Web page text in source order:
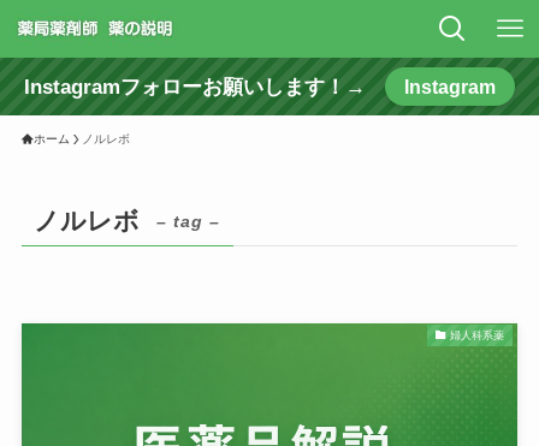
Instagramフォローお願いします！→ Instagram
ホーム ノルレボ
ノルレボ – tag –
婦人科系薬